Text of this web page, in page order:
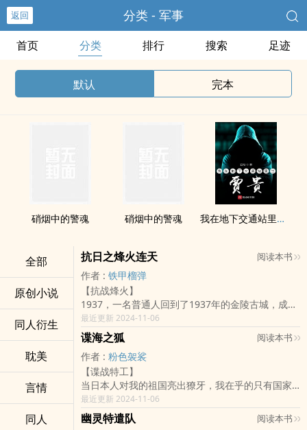
返回 分类 - 军事
首页 分类 排行 搜索 足迹
默认 完本
硝烟中的警魂 硝烟中的警魂 我在地下交通站里当贾贵
全部
原创小说
同人衍生
耽美
言情
同人
抗日之烽火连天 阅读本书
作者 : 铁甲榴弹
【抗战烽火】
1937，一名普通人回到了1937年的金陵古城，成为
了一名普通的军官。
抗战军兴，这是民族受难之日，更是国家崛起之
时，作为一名普通军官，他能做的，只有血战到底!
不死不休!
ps：本书虽穿，但较写实，节奏不是很快，非神
剧，非无脑。QQ群：567029686
最近更新 2024-11-06
谍海之狐 阅读本书
作者 : 粉色袈裟
【谍战特工】
当日本人对我的祖国亮出獠牙，我在乎的只有国家
利益和民族大义。
最近更新 2024-11-06
幽灵特遣队 阅读本书